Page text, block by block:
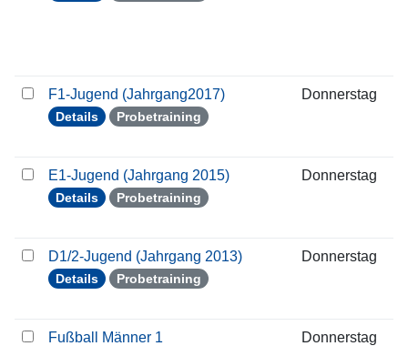
F1-Jugend (Jahrgang2017)
Details Probetraining
Donnerstag
E1-Jugend (Jahrgang 2015)
Details Probetraining
Donnerstag
D1/2-Jugend (Jahrgang 2013)
Details Probetraining
Donnerstag
Fußball Männer 1 Donnerstag